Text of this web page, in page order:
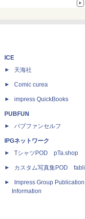
ICE
天海社
Comic curea
impress QuickBooks
PUBFUN
パブファンセルフ
IPGネットワーク
TシャツPOD pTa.shop
カスタム写真集POD fabli
Impress Group Publication
Information